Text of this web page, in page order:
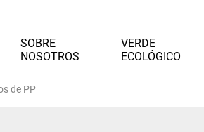
SOBRE
NOSOTROS
VERDE
ECOLÓGICO
de PP